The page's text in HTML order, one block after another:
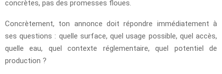
concrètes, pas des promesses floues.
Concrètement, ton annonce doit répondre immédiatement à
ses questions : quelle surface, quel usage possible, quel accès,
quelle eau, quel contexte réglementaire, quel potentiel de
production ?